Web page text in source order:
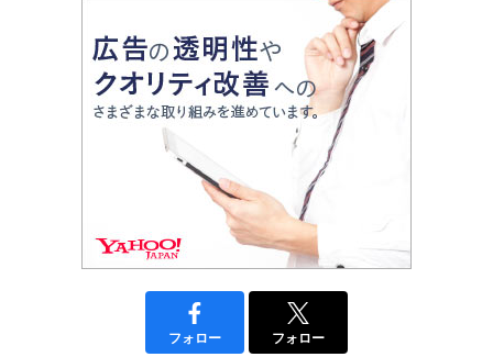
フォロー フォロー